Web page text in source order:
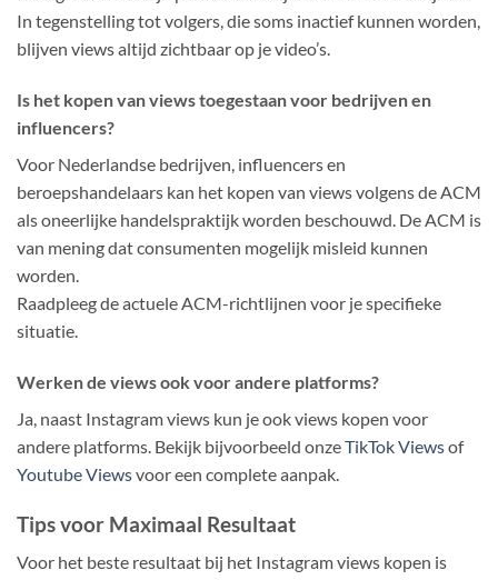
In tegenstelling tot volgers, die soms inactief kunnen worden,
blijven views altijd zichtbaar op je video’s.
Is het kopen van views toegestaan voor bedrijven en
influencers?
Voor Nederlandse bedrijven, influencers en
beroepshandelaars kan het kopen van views volgens de ACM
als oneerlijke handelspraktijk worden beschouwd. De ACM is
van mening dat consumenten mogelijk misleid kunnen
worden.
Raadpleeg de actuele ACM-richtlijnen voor je specifieke
situatie.
Werken de views ook voor andere platforms?
Ja, naast Instagram views kun je ook views kopen voor
andere platforms. Bekijk bijvoorbeeld onzeTikTok Viewsof
Youtube Viewsvoor een complete aanpak.
Tips voor Maximaal Resultaat
Voor het beste resultaat bij het Instagram views kopen is